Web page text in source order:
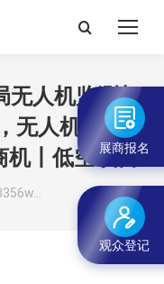
搜
人机监测与
无人机防灭火
机丨低空项目
展商报名
观众登记